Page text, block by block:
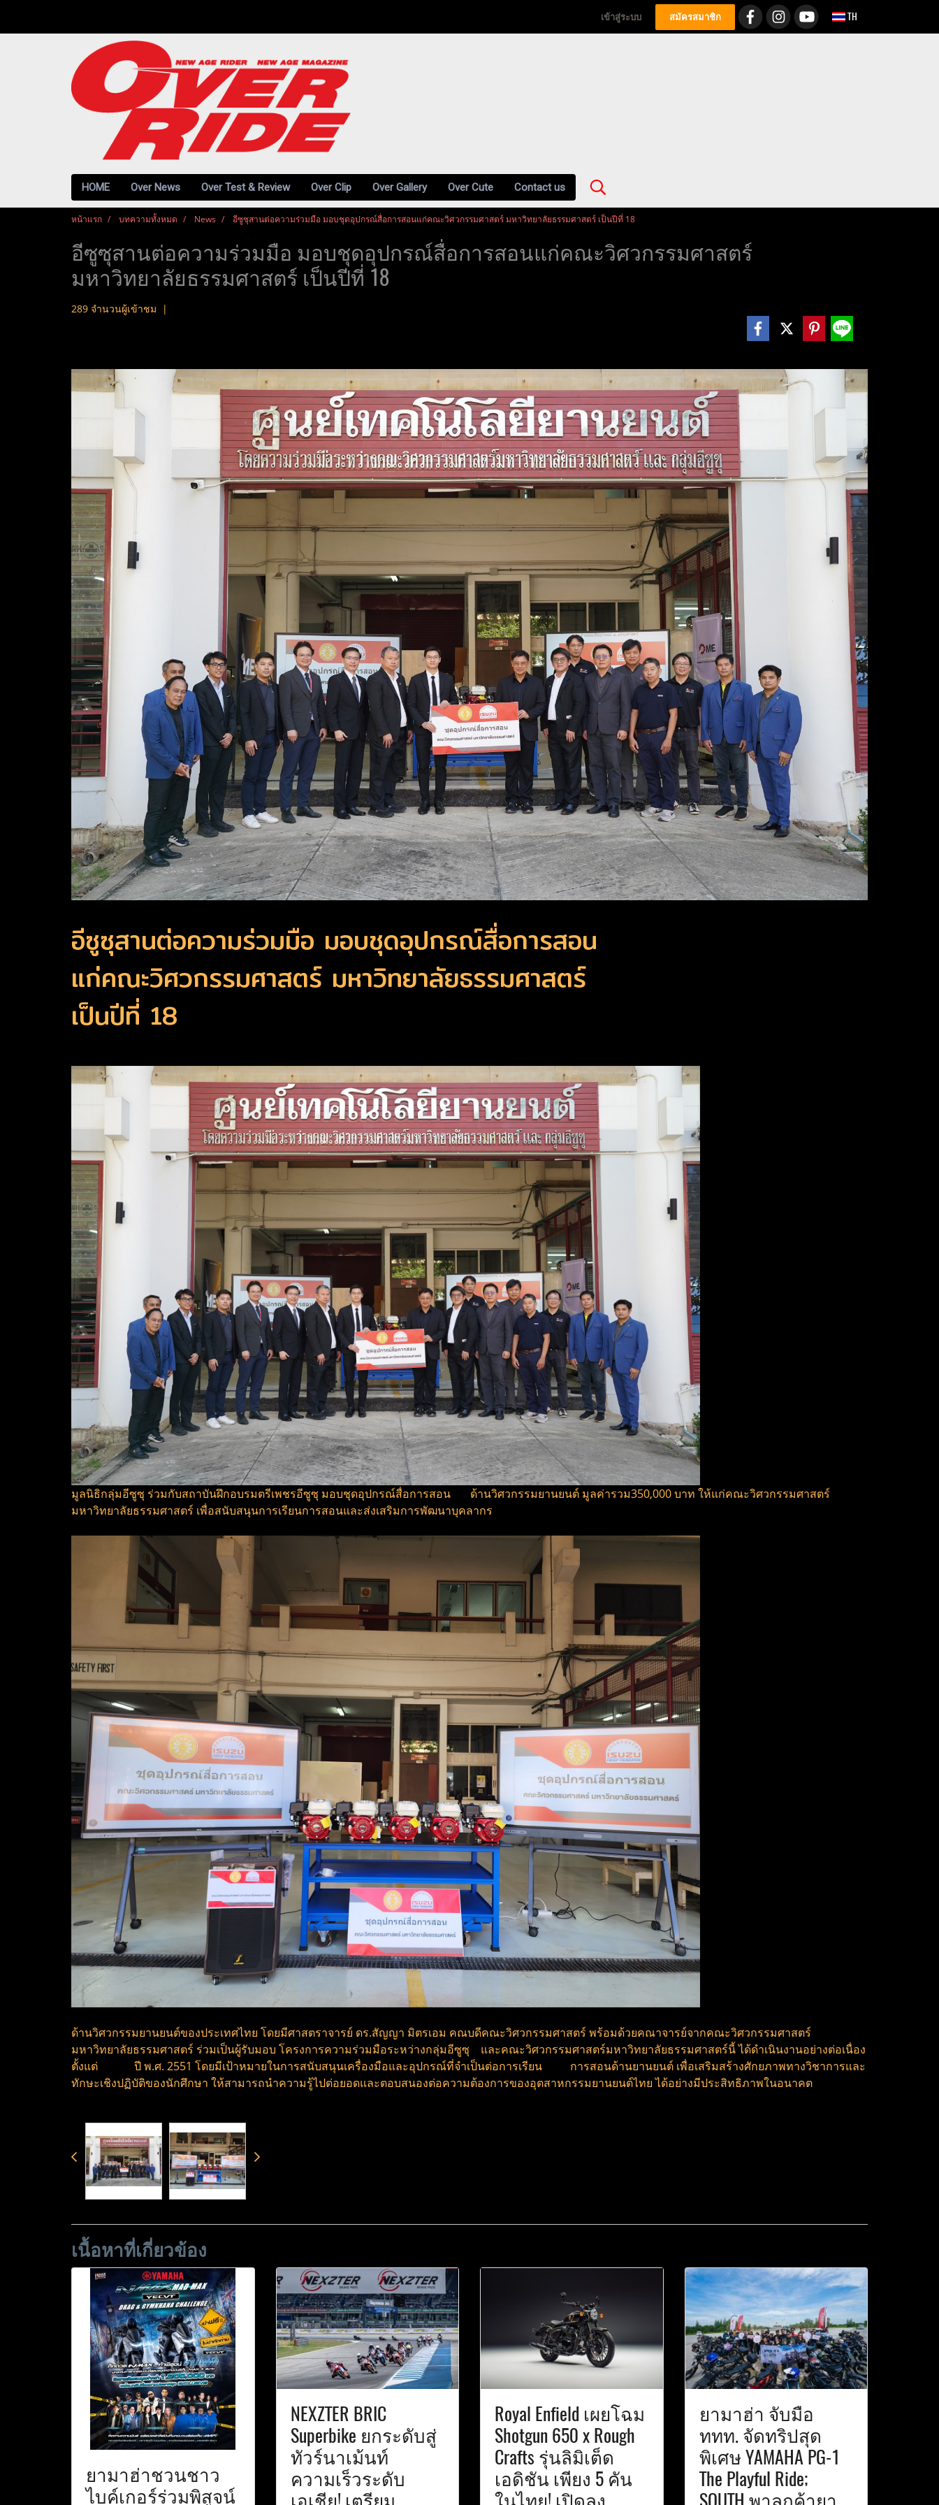
เข้าสู่ระบบ สมัครสมาชิก TH
HOME Over News Over Test & Review Over Clip Over Gallery Over Cute Contact us
หน้าแรก บทความทั้งหมด News อีซูซุสานต่อความร่วมมือ มอบชุดอุปกรณ์สื่อการสอนแก่คณะวิศวกรรมศาสตร์ มหาวิทยาลัยธรรมศาสตร์ เป็นปีที่ 18
อีซูซุสานต่อความร่วมมือ มอบชุดอุปกรณ์สื่อการสอนแก่คณะวิศวกรรมศาสตร์
มหาวิทยาลัยธรรมศาสตร์ เป็นปีที่ 18
289 จำนวนผู้เข้าชม |
อีซูซุสานต่อความร่วมมือ มอบชุดอุปกรณ์สื่อการสอน
แก่คณะวิศวกรรมศาสตร์ มหาวิทยาลัยธรรมศาสตร์
เป็นปีที่ 18
มูลนิธิกลุ่มอีซูซุ ร่วมกับสถาบันฝึกอบรมตรีเพชรอีซูซุ มอบชุดอุปกรณ์สื่อการสอน ด้านวิศวกรรมยานยนต์ มูลค่ารวม350,000 บาท ให้แก่คณะวิศวกรรมศาสตร์
มหาวิทยาลัยธรรมศาสตร์ เพื่อสนับสนุนการเรียนการสอนและส่งเสริมการพัฒนาบุคลากร
ด้านวิศวกรรมยานยนต์ของประเทศไทย โดยมีศาสตราจารย์ ดร.สัญญา มิตรเอม คณบดีคณะวิศวกรรมศาสตร์ พร้อมด้วยคณาจารย์จากคณะวิศวกรรมศาสตร์
มหาวิทยาลัยธรรมศาสตร์ ร่วมเป็นผู้รับมอบ โครงการความร่วมมือระหว่างกลุ่มอีซูซุ และคณะวิศวกรรมศาสตร์มหาวิทยาลัยธรรมศาสตร์นี้ ได้ดำเนินงานอย่างต่อเนื่อง
ตั้งแต่ ปี พ.ศ. 2551 โดยมีเป้าหมายในการสนับสนุนเครื่องมือและอุปกรณ์ที่จำเป็นต่อการเรียน การสอนด้านยานยนต์ เพื่อเสริมสร้างศักยภาพทางวิชาการและ
ทักษะเชิงปฏิบัติของนักศึกษา ให้สามารถนำความรู้ไปต่อยอดและตอบสนองต่อความต้องการของอุตสาหกรรมยานยนต์ไทย ได้อย่างมีประสิทธิภาพในอนาคต
เนื้อหาที่เกี่ยวข้อง
ยามาฮ่าชวนชาว
ไบค์เกอร์ร่วมพิสูจน์
NEXZTER BRIC
Superbike ยกระดับสู่
ทัวร์นาเม้นท์
ความเร็วระดับ
Royal Enfield เผยโฉม
Shotgun 650 x Rough
Crafts รุ่นลิมิเต็ด
เอดิชัน เพียง 5 คัน
ยามาฮ่า จับมือ
ททท. จัดทริปสุด
พิเศษ YAMAHA PG-1
The Playful Ride;